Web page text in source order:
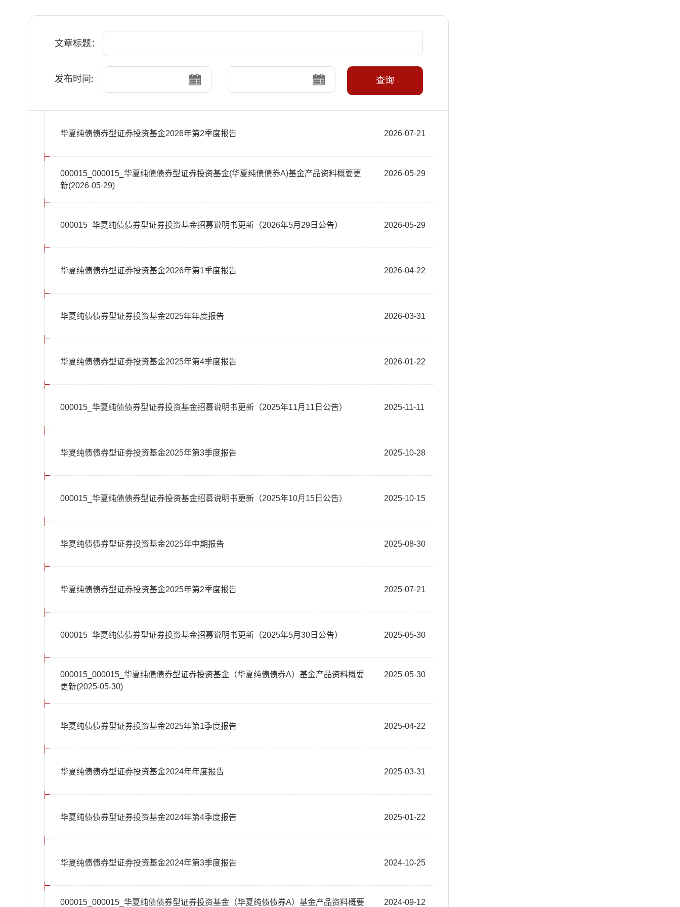
文章标题：
发布时间: 查询
华夏纯债债券型证券投资基金2026年第2季度报告 2026-07-21
000015_000015_华夏纯债债券型证券投资基金(华夏纯债债券A)基金产品资料概要更
新(2026-05-29)
2026-05-29
000015_华夏纯债债券型证券投资基金招募说明书更新（2026年5月29日公告） 2026-05-29
华夏纯债债券型证券投资基金2026年第1季度报告 2026-04-22
华夏纯债债券型证券投资基金2025年年度报告 2026-03-31
华夏纯债债券型证券投资基金2025年第4季度报告 2026-01-22
000015_华夏纯债债券型证券投资基金招募说明书更新（2025年11月11日公告） 2025-11-11
华夏纯债债券型证券投资基金2025年第3季度报告 2025-10-28
000015_华夏纯债债券型证券投资基金招募说明书更新（2025年10月15日公告） 2025-10-15
华夏纯债债券型证券投资基金2025年中期报告 2025-08-30
华夏纯债债券型证券投资基金2025年第2季度报告 2025-07-21
000015_华夏纯债债券型证券投资基金招募说明书更新（2025年5月30日公告） 2025-05-30
000015_000015_华夏纯债债券型证券投资基金（华夏纯债债券A）基金产品资料概要
更新(2025-05-30)
2025-05-30
华夏纯债债券型证券投资基金2025年第1季度报告 2025-04-22
华夏纯债债券型证券投资基金2024年年度报告 2025-03-31
华夏纯债债券型证券投资基金2024年第4季度报告 2025-01-22
华夏纯债债券型证券投资基金2024年第3季度报告 2024-10-25
000015_000015_华夏纯债债券型证券投资基金（华夏纯债债券A）基金产品资料概要 2024-09-12